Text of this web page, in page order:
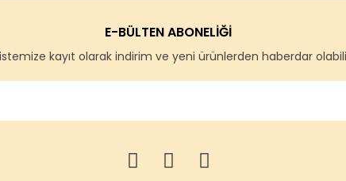
E-BÜLTEN ABONELİĞİ
kayıt olarak indirim ve yeni ürünlerden haberdar